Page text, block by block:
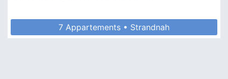
7 Appartements • Strandnah